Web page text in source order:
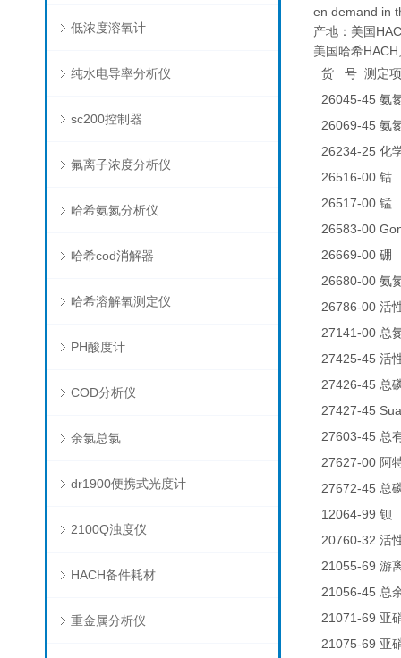
低浓度溶氧计
纯水电导率分析仪
sc200控制器
氟离子浓度分析仪
哈希氨氮分析仪
哈希cod消解器
哈希溶解氧测定仪
PH酸度计
COD分析仪
余氯总氯
dr1900便携式光度计
2100Q浊度仪
HACH备件耗材
重金属分析仪
en demand in
产地：美国
美国哈希
货 号 测定
26045-45 氨
26069-45 氨
26234-25 化
26516-00 钴
26517-00 锰
26583-00
26669-00 硼
26680-00 氨
26786-00 活
27141-00 总
27425-45 活
27426-45 总
27427-45
27603-45 总
27627-00 阿
27672-45 总
12064-99 钡
20760-32 活
21055-69 游
21056-45 总
21071-69 亚
21075-69 亚